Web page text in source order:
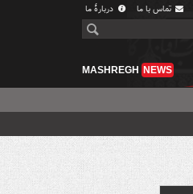
تماس با ما دربارهٔ ما
MASHREGH NEWS